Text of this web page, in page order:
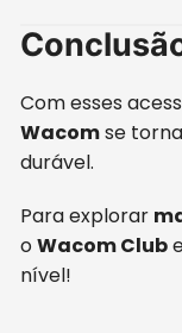
Com esses
Wacomse
durável.
Para explorar
oWacom Club
nível!